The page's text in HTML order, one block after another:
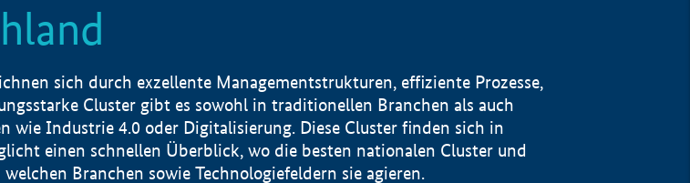
sich durch exzellente Managementstrukturen, effiziente Prozesse,
Cluster gibt es sowohl in traditionellen Branchen als auch
Industrie 4.0 oder Digitalisierung. Diese Cluster finden sich in
einen schnellen Überblick, wo die besten nationalen Cluster und
Branchen sowie Technologiefeldern sie agieren.